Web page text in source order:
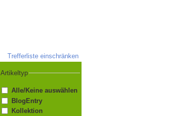
Trefferliste einschränken
Artikeltyp
Alle/Keine auswählen
BlogEntry
Kollektion